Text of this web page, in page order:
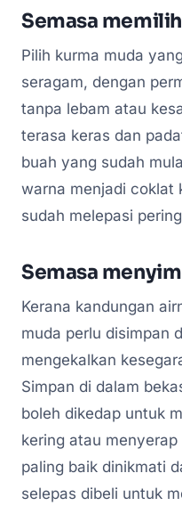
Semasa memilih
Pilih kurma muda
seragam, dengan
tanpa lebam atau
terasa keras dan
buah yang sudah
warna menjadi coklat
sudah melepasi
Semasa
Kerana kandungan
muda perlu disimpan
mengekalkan
Simpan di dalam
boleh dikedap untuk
kering atau
paling baik dinikmati
selepas dibeli untuk